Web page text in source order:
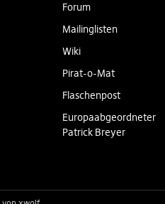
Forum
Mailinglisten
Wiki
Pirat-o-Mat
Flaschenpost
Europaabgeordneter
Patrick Breyer